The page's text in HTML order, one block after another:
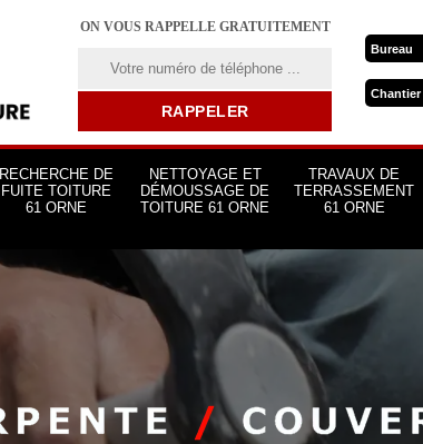
ON VOUS RAPPELLE GRATUITEMENT
Bureau
Chantier
RECHERCHE DE
FUITE TOITURE
61 ORNE
NETTOYAGE ET
DÉMOUSSAGE DE
TOITURE 61 ORNE
TRAVAUX DE
TERRASSEMENT
61 ORNE